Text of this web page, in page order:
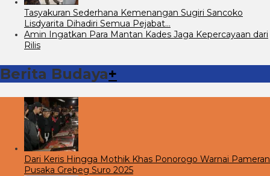
Tasyakuran Sederhana Kemenangan Sugiri Sancoko
Lisdyarita Dihadiri Semua Pejabat…
Amin Ingatkan Para Mantan Kades Jaga Kepercayaan dari
Rilis
Berita Budaya+
Dari Keris Hingga Mothik Khas Ponorogo Warnai Pameran
Pusaka Grebeg Suro 2025